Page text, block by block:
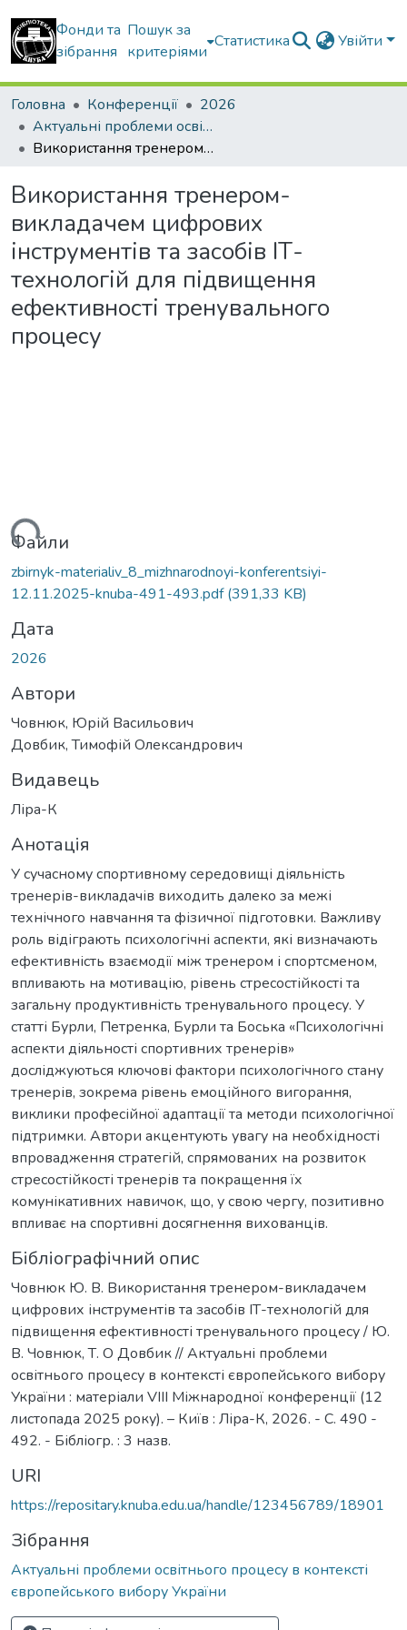
Фонди та
зібрання
Пошук за
критеріями
Статистика Увійти
Головна Конференції
2026
Актуальні проблеми освітнього процесу в контексті європейського вибору України
Використання тренером-викладачем цифрових інструментів та засобів ІТ-технологій для підвищення ефективності тренувального процесу
Використання тренером-
викладачем цифрових
інструментів та засобів ІТ-
технологій для підвищення
ефективності тренувального
процесу
Файли
zbirnyk-materialiv_8_mizhnarodnoyi-konferentsiyi-
12.11.2025-knuba-491-493.pdf(391,33 KB)
Дата
2026
Автори
Човнюк, Юрій Васильович
Довбик, Тимофій Олександрович
Видавець
Ліра-К
Анотація
У сучасному спортивному середовищі діяльність
тренерів-викладачів виходить далеко за межі
технічного навчання та фізичної підготовки. Важливу
роль відіграють психологічні аспекти, які визначають
ефективність взаємодії між тренером і спортсменом,
впливають на мотивацію, рівень стресостійкості та
загальну продуктивність тренувального процесу. У
статті Бурли, Петренка, Бурли та Боська «Психологічні
аспекти діяльності спортивних тренерів»
досліджуються ключові фактори психологічного стану
тренерів, зокрема рівень емоційного вигорання,
виклики професійної адаптації та методи психологічної
підтримки. Автори акцентують увагу на необхідності
впровадження стратегій, спрямованих на розвиток
стресостійкості тренерів та покращення їх
комунікативних навичок, що, у свою чергу, позитивно
впливає на спортивні досягнення вихованців.
Бібліографічний опис
Човнюк Ю. В. Використання тренером-викладачем
цифрових інструментів та засобів ІТ-технологій для
підвищення ефективності тренувального процесу / Ю.
В. Човнюк, Т. О Довбик // Актуальні проблеми
освітнього процесу в контексті європейського вибору
України : матеріали VIІІ Міжнародної конференції (12
листопада 2025 року). – Київ : Ліра-К, 2026. - С. 490 -
492. - Бібліогр. : 3 назв.
URI
https://repositary.knuba.edu.ua/handle/123456789/18901
Зібрання
Актуальні проблеми освітнього процесу в контексті
європейського вибору України